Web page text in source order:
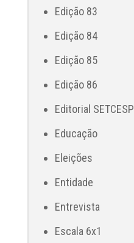
Edição 83
Edição 84
Edição 85
Edição 86
Editorial SETCESP
Educação
Eleições
Entidade
Entrevista
Escala 6x1